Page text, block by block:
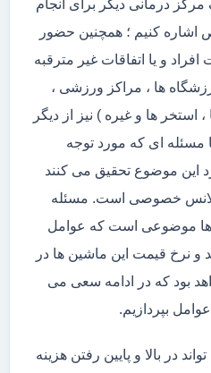
درمانی دیگر برای انجام
کنیم ؛ همچنین حضور
و یا اتفاقات غیر مترقبه
ها ، مراکز ورزشی ،
استخر ها و غیره ) نیز از دیگر
مسئله ای که مورد توجه
این موضوع تحقیق می کنند
خصوصی است. مسئله
ها موضوعی است که عوامل
و نرخ قیمت این ماشین ها در
بود که در ادامه سعی می
بپردازیم.
در بالا و پایین رفتن هزینه